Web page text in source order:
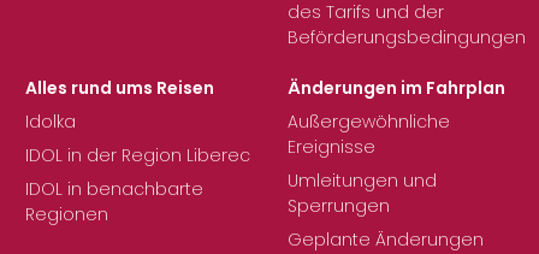
des Tarifs und der
Beförderungsbedingungen
Alles rund ums Reisen
Idolka
IDOL in der Region Liberec
IDOL in benachbarte
Regionen
Änderungen im Fahrplan
Außergewöhnliche
Ereignisse
Umleitungen und
Sperrungen
Geplante Änderungen